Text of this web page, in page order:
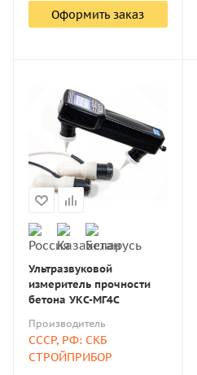
Оформить заказ
Ультразвуковой
измеритель прочности
бетона УКС-МГ4С
Производитель
СССР, РФ: СКБ
СТРОЙПРИБОР